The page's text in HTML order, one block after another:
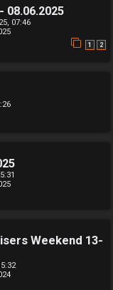
08.06.2025
07:46
1 2
Weekend 13-